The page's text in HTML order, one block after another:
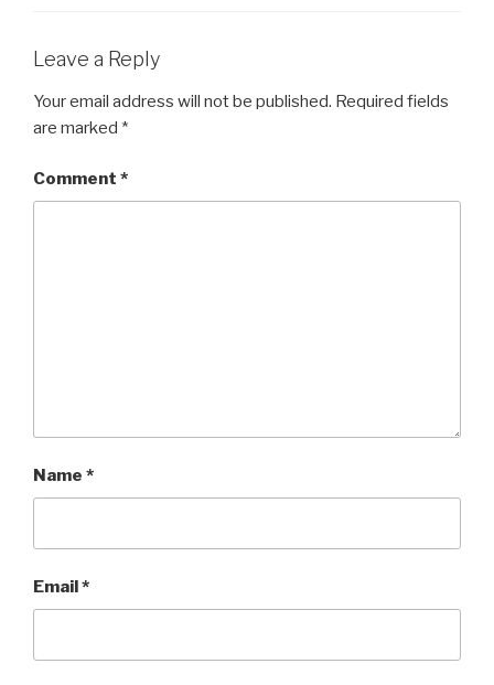
Leave a Reply
Your email address will not be published. Required fields
are marked *
Comment *
Name *
Email*